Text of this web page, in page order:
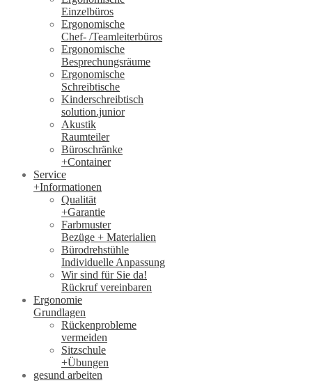
Einzelbüros
Ergonomische
Chef- /Teamleiterbüros
Ergonomische
Besprechungsräume
Ergonomische
Schreibtische
Kinderschreibtisch
solution.junior
Akustik
Raumteiler
Büroschränke
+Container
Service
+Informationen
Qualität
+Garantie
Farbmuster
Bezüge + Materialien
Bürodrehstühle
Individuelle Anpassung
Wir sind für Sie da!
Rückruf vereinbaren
Ergonomie
Grundlagen
Rückenprobleme
vermeiden
Sitzschule
+Übungen
gesund arbeiten